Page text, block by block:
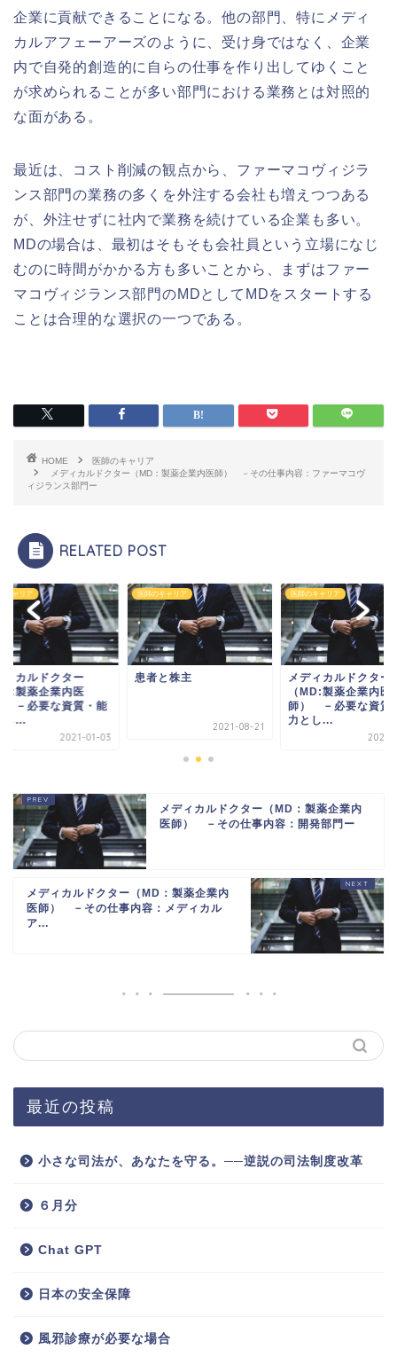
企業に貢献できることになる。他の部門、特にメディ
カルアフェーアーズのように、受け身ではなく、企業
内で自発的創造的に自らの仕事を作り出してゆくこと
が求められることが多い部門における業務とは対照的
な面がある。
最近は、コスト削減の観点から、ファーマコヴィジラ
ンス部門の業務の多くを外注する会社も増えつつある
が、外注せずに社内で業務を続けている企業も多い。
MDの場合は、最初はそもそも会社員という立場になじ
むのに時間がかかる方も多いことから、まずはファー
マコヴィジランス部門のMDとしてMDをスタートする
ことは合理的な選択の一つである。
HOME
医師のキャリア
メディカルドクター（MD：製薬企業内医師） －その仕事内容：ファーマコヴ
ィジランス部門ー
RELATED POST
キャリア
ィカルドクター
製薬企業内医
－必要な資質・能
し...
2021-01-03
医師のキャリア
患者と株主
2021-08-21
医師のキャリア
メディカルドクター
（MD:製薬企業内医
師） －必要な資質
力とし...
2021-
メディカルドクター（MD：製薬企業内
医師） －その仕事内容：開発部門ー
メディカルドクター（MD：製薬企業内
医師） －その仕事内容：メディカル
ア...
最近の投稿
小さな司法が、あなたを守る。──逆説の司法制度改革
６月分
Chat GPT
日本の安全保障
風邪診療が必要な場合